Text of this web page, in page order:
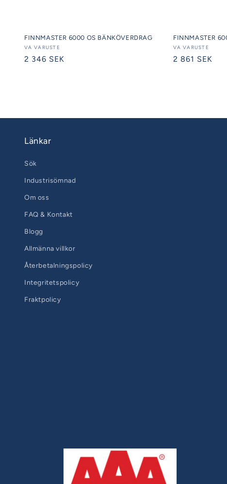
FINNMASTER 6000 OS BÄNKÖVERDRAG
Säljare:
VA VARUSTE
Ordinarie
2 346 SEK
FINNMASTER
Säljare:
VA VARUSTE
Ordinarie
2 861 SEK
Länkar
Sök
Industrisömnad
Om oss
FAQ & Kontakt
Blogg
Allmänna villkor
Återbetalningspolicy
Integritetspolicy
Fraktpolicy